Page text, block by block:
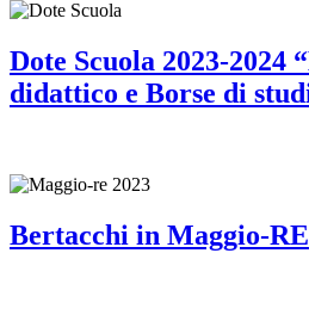
Dote Scuola 2023-2024
didattico e Borse di
Bertacchi in Maggio-RE